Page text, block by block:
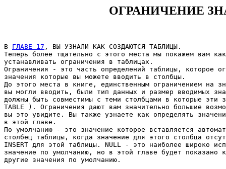
ОГРАНИЧЕНИЕ
В ГЛАВЕ 17 , ВЫ УЗНАЛИ КАК СОЗДАЮТСЯ ТАБЛИЦЫ.
Теперь более тщательно с этого места мы покажем вам
устанавливать ограничения в таблицах.
Ограничения - это часть определений таблицы, которое
значения которые вы можете вводить в столбцы.
До этого места в книге, единственным ограничением на
вы могли вводить, были тип данных и размер вводимых
должны быть совместимы с теми столбцами в которые эти
TABLE ). Ограничения дают вам значительно большие
вы это увидите. Вы также узнаете как определять
в этой главе.
По умолчанию - это значение которое вставляется
столбец таблицы, когда значение для этого столбца
INSERT для этой таблицы. NULL - это наиболее широко
значение по умолчанию, но в этой главе будет показано
другие значения по умолчанию.